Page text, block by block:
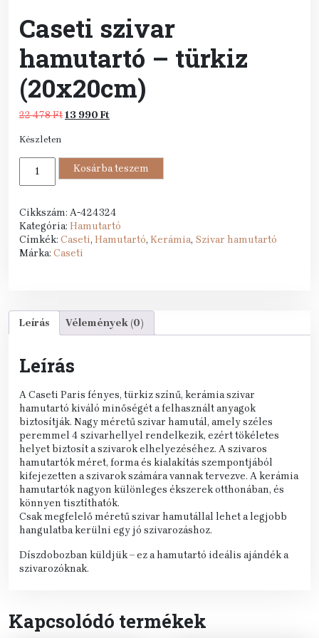
Caseti szivar
hamutartó – türkiz
(20x20cm)
22 478FtOriginal
22
478 Ft.
13 990 FtCurrent
13
990 Ft.
Készleten
szivar
türkiz
(20x20cm)
mennyiség
Kosárba teszem
Cikkszám: A-424324
Kategória: Hamutartó
Címkék: Caseti, Hamutartó, Kerámia, Szivar hamutartó
Márka: Caseti
Leírás Vélemények (0)
Leírás
A Caseti Paris fényes, türkiz színű, kerámia szivar
hamutartó kiváló minőségét a felhasznált anyagok
biztosítják. Nagy méretű szivar hamutál, amely széles
peremmel 4 szivarhellyel rendelkezik, ezért tökéletes
helyet biztosít a szivarok elhelyezéséhez. A szivaros
hamutartók méret, forma és kialakítás szempontjából
kifejezetten a szivarok számára vannak tervezve. A kerámia
hamutartók nagyon különleges ékszerek otthonában, és
könnyen tisztíthatók.
Csak megfelelő méretű szivar hamutállal lehet a legjobb
hangulatba kerülni egy jó szivarozáshoz.
Díszdobozban küldjük – ez a hamutartó ideális ajándék a
szivarozóknak.
Kapcsolódó termékek